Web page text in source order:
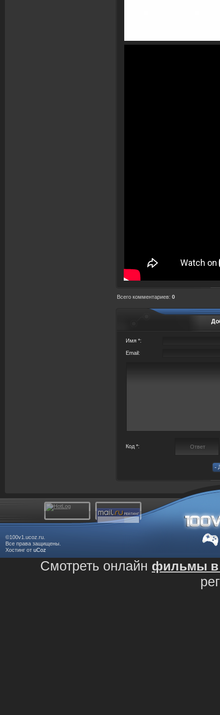
Всего комментариев: 0
Имя *:
Email:
Код *:
©100v1.ucoz.ru.
Все права защищены.
Хостинг от uCoz
Смотреть онлайн фильмы в